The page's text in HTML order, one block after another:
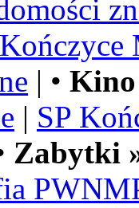
| •
| SP
Zabytki